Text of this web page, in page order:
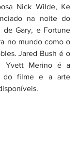
Nick Wilde, Ke
na noite do
Gary, e Fortune
no mundo como o
Jared Bush é o
Yvett Merino é a
do filme e a arte